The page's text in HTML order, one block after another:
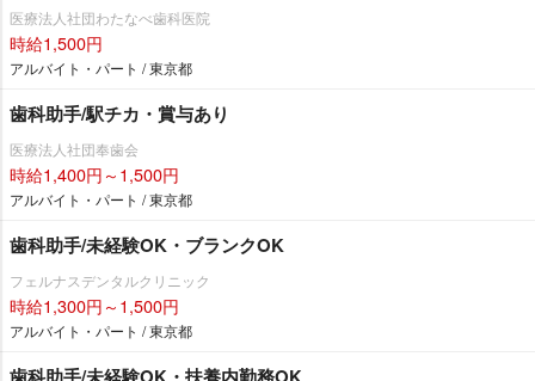
医療法人社団わたなべ歯科医院
時給1,500円
アルバイト・パート / 東京都
歯科助手/駅チカ・賞与あり
医療法人社団奉歯会
時給1,400円～1,500円
アルバイト・パート / 東京都
歯科助手/未経験OK・ブランクOK
フェルナスデンタルクリニック
時給1,300円～1,500円
アルバイト・パート / 東京都